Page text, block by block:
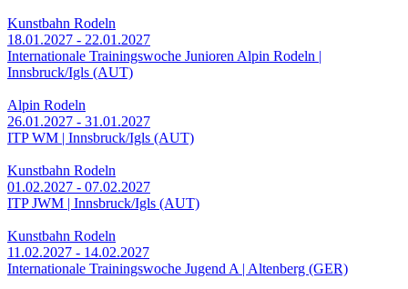
Kunstbahn Rodeln
18.01.2027 - 22.01.2027
Internationale Trainingswoche Junioren Alpin Rodeln |
Innsbruck/Igls (AUT)
Alpin Rodeln
26.01.2027 - 31.01.2027
ITP WM | Innsbruck/Igls (AUT)
Kunstbahn Rodeln
01.02.2027 - 07.02.2027
ITP JWM | Innsbruck/Igls (AUT)
Kunstbahn Rodeln
11.02.2027 - 14.02.2027
Internationale Trainingswoche Jugend A | Altenberg (GER)